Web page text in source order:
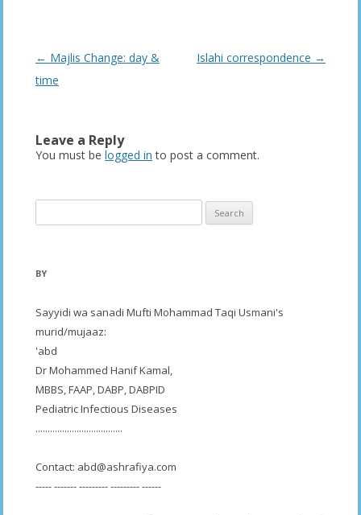
Post
navigation
← Majlis Change: day &
time
Islahi correspondence →
Leave a Reply
You must be logged in to post a comment.
for:
BY
Sayyidi wa sanadi Mufti Mohammad Taqi Usmani's
murid/mujaaz:
'abd
Dr Mohammed Hanif Kamal,
MBBS, FAAP, DABP, DABPID
Pediatric Infectious Diseases
....................................
Contact: abd@ashrafiya.com
----- ------- --------- --------- ------